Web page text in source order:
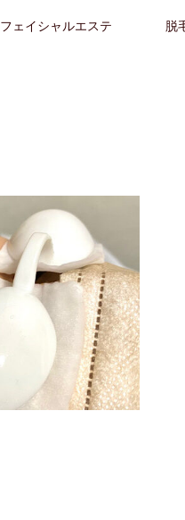
フェイシャルエステ 脱